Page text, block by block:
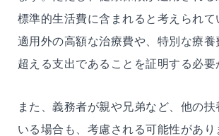
標準的生活費に含まれると考えられて
適用外の高額な治療費や、特別な療養
超える支出であることを証明する必要
また、義務者が親や兄弟など、他の扶
いる場合も、考慮される可能性があり